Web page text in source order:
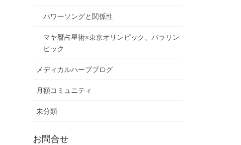
パワーソングと関係性
マヤ暦占星術×東京オリンピック、パラリン
ピック
メディカルハーブブログ
月額コミュニティ
未分類
お問合せ